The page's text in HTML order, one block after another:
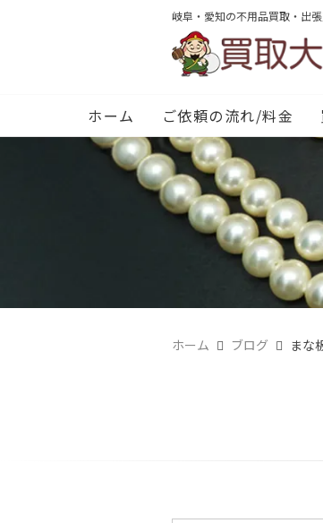
岐阜・愛知の不用品買取・出張
ホーム ご依頼の流れ/料金
ホーム ブログ まな